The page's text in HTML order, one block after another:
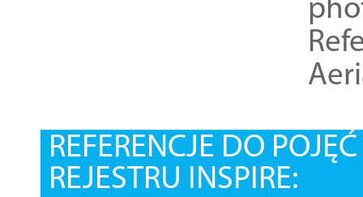
REFERENCJE DO
REJESTRU INSPIRE: